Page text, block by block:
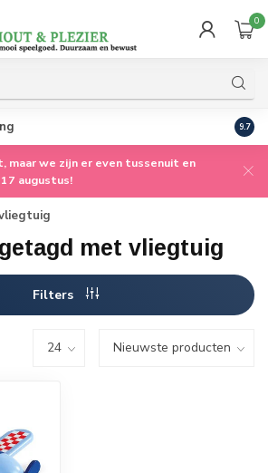
0
9.7
maar we zijn er even tussenuit en
augustus!
met vliegtuig
Filters